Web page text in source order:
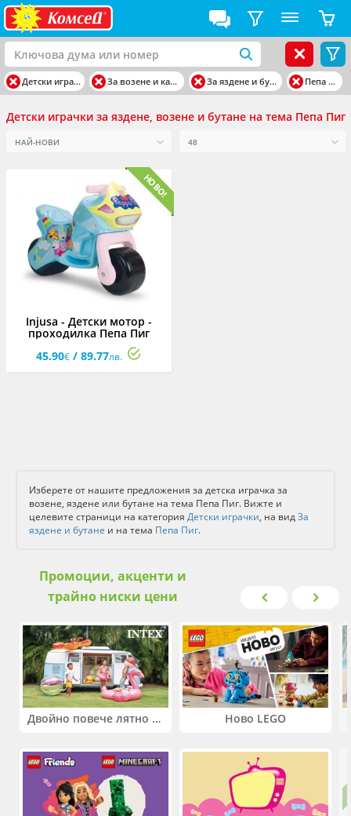
Детски играчки За возене и каране За яздене и бутане Пепа Пиг
Детски играчки за яздене, возене и бутане на тема Пепа Пиг
Injusa - Детски мотор -
проходилка Пепа Пиг
45.90€ / 89.77лв.
Изберете от нашите предложения за детска играчка за
возене, яздене или бутане на тема Пепа Пиг. Вижте и
целевите страници на категория Детски играчки, на видЗа
яздене и бутане и на тема Пепа Пиг.
Промоции, акценти и
трайно ниски цени
Двойно повече лятно забавление! Купи 2 продукта INTEX и вземи -33% Ново LEGO